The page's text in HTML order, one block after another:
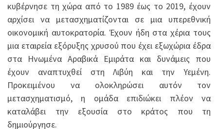
κυβέρνησε τη χώρα από το 1989 έως το 2019, έχουν
αρχίσει να μετασχηματίζονται σε μια υπερεθνική
οικονομική αυτοκρατορία. Έχουν ήδη στα χέρια τους
μια εταιρεία εξόρυξης χρυσού που έχει εξωχώρια έδρα
στα Ηνωμένα Αραβικά Εμιράτα και δυνάμεις που
έχουν αναπτυχθεί στη Λιβύη και την Υεμένη.
Προκειμένου να ολοκληρώσει αυτόν τον
μετασχηματισμό, η ομάδα επιδιώκει πλέον να
καταλάβει την εξουσία στο κράτος που τη
δημιούργησε.